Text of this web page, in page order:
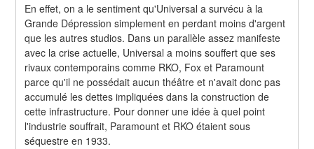
En effet, on a le sentiment qu'Universal a survécu à la
Grande Dépression simplement en perdant moins d'argent
que les autres studios. Dans un parallèle assez manifeste
avec la crise actuelle, Universal a moins souffert que ses
rivaux contemporains comme RKO, Fox et Paramount
parce qu'il ne possédait aucun théâtre et n'avait donc pas
accumulé les dettes impliquées dans la construction de
cette infrastructure. Pour donner une idée à quel point
l'industrie souffrait, Paramount et RKO étaient sous
séquestre en 1933.